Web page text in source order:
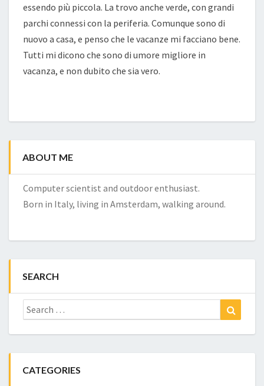
essendo più piccola. La trovo anche verde, con grandi
parchi connessi con la periferia. Comunque sono di
nuovo a casa, e penso che le vacanze mi facciano bene.
Tutti mi dicono che sono di umore migliore in
vacanza, e non dubito che sia vero.
ABOUT ME
Computer scientist and outdoor enthusiast.
Born in Italy, living in Amsterdam, walking around.
SEARCH
Search
for:
CATEGORIES